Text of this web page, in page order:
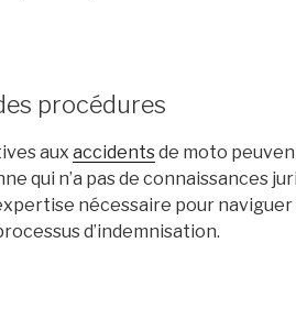
procédures
aux accidentsde moto
qui n’a pas de connaissances
nécessaire pour
d’indemnisation.